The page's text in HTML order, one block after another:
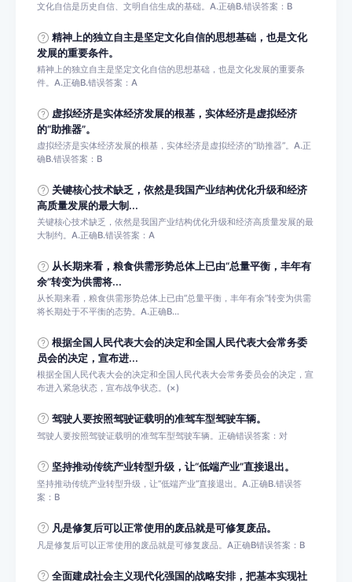
文化自信是历史自信、文明自信生成的基础。A.正确B.错误答案：B
精神上的独立自主是坚定文化自信的思想基础，也是文化
发展的重要条件。
精神上的独立自主是坚定文化自信的思想基础，也是文化发展的重要条
件。A.正确B.错误答案：A
虚拟经济是实体经济发展的根基，实体经济是虚拟经济
的“助推器”。
虚拟经济是实体经济发展的根基，实体经济是虚拟经济的“助推器”。A.正
确B.错误答案：B
关键核心技术缺乏，依然是我国产业结构优化升级和经济
高质量发展的最大制...
关键核心技术缺乏，依然是我国产业结构优化升级和经济高质量发展的最
大制约。A.正确B.错误答案：A
从长期来看，粮食供需形势总体上已由“总量平衡，丰年有
余”转变为供需将...
从长期来看，粮食供需形势总体上已由“总量平衡，丰年有余”转变为供需
将长期处于不平衡的态势。A.正确B...
根据全国人民代表大会的决定和全国人民代表大会常务委
员会的决定，宣布进...
根据全国人民代表大会的决定和全国人民代表大会常务委员会的决定，宣
布进入紧急状态，宣布战争状态。(×)
驾驶人要按照驾驶证载明的准驾车型驾驶车辆。
驾驶人要按照驾驶证载明的准驾车型驾驶车辆。正确错误答案：对
坚持推动传统产业转型升级，让“低端产业”直接退出。
坚持推动传统产业转型升级，让“低端产业”直接退出。A.正确B.错误答
案：B
凡是修复后可以正常使用的废品就是可修复废品。
凡是修复后可以正常使用的废品就是可修复废品。A正确B错误答案：B
全面建成社会主义现代化强国的战略安排，把基本实现社